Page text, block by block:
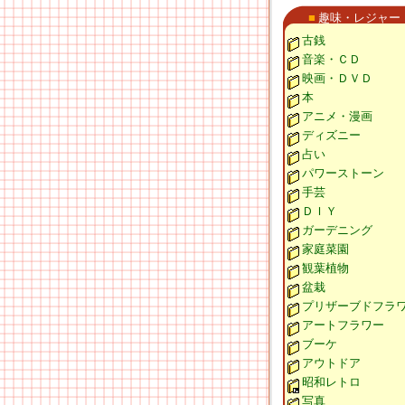
■ 趣味・レジャー
古銭
音楽・ＣＤ
映画・ＤＶＤ
本
アニメ・漫画
ディズニー
占い
パワーストーン
手芸
ＤＩＹ
ガーデニング
家庭菜園
観葉植物
盆栽
プリザーブドフラ
アートフラワー
ブーケ
アウトドア
昭和レトロ
写真